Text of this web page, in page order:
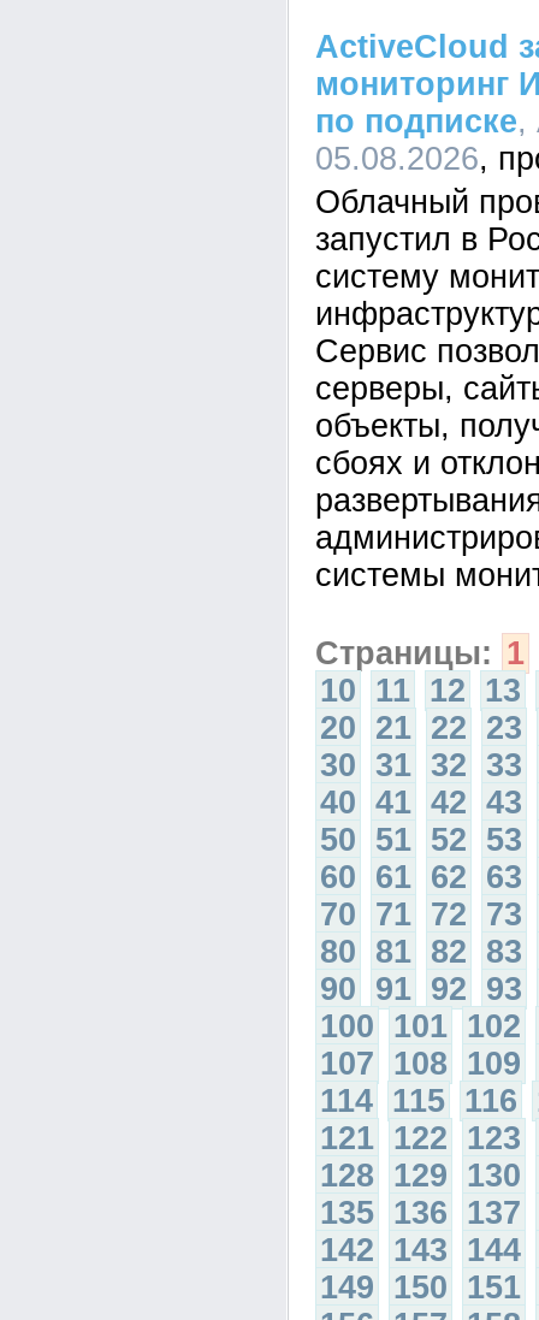
ActiveCloud
мониторинг
по подписке,
05.08.2026
Облачный
запустил в
систему
Сервис
серверы,
объекты,
сбоях и
системы
Страницы: 1
10 11 12 13
20 21 22 23
30 31 32 33
40 41 42 43
50 51 52 53
60 61 62 63
70 71 72 73
80 81 82 83
90 91 92 93
100 101 102
107 108 109
114 115 116
121 122 123
128 129 130
135 136 137
142 143 144
149 150 151